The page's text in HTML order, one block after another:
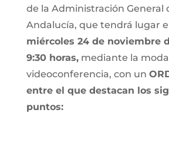
de la Administración General
Andalucía, que tendrá lugar
miércoles 24 de noviembre
9:30 horas,mediante la
videoconferencia, con un
entre el que destacan los
puntos: